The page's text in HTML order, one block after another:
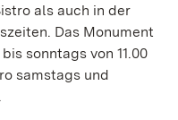
als auch in der
Das Monument
sonntags von 11.00
samstags und